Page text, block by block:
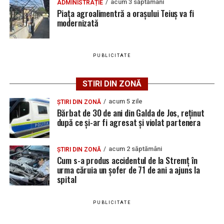
vacante
Locuri de muncă în Galda de Jos, disponibile la 4
august 2026. AJOFM Alba a publicat lista posturilor
vacante
Bărbat de 30 de ani din Galda de Jos, reținut după
ce și-ar fi agresat și violat partenera
Adaugă teiusinfo.ro ca sursă
preferată pe Google
Urmărește Ziarul Unirea pe Social Media
YouTube Instagram WhatsApp Facebook
Ultimele știri din Teiuș
Jaf de peste 300.000 de euro, la Teiuș. Familia
ADMINISTRAȚIE acum 3 săptămâni
Piața agroalimentră a orașului Teiuș va fi
modernizată
PUBLICITATE
STIRI DIN ZONĂ
ȘTIRI DIN ZONĂ acum 5 zile
Bărbat de 30 de ani din Galda de Jos, reținut
după ce și-ar fi agresat și violat partenera
ȘTIRI DIN ZONĂ acum 2 săptămâni
Cum s-a produs accidentul de la Stremț în
urma căruia un șofer de 71 de ani a ajuns la
spital
PUBLICITATE